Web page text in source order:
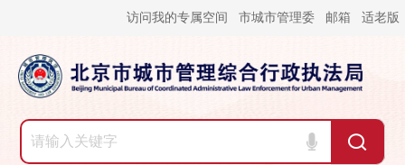
访问我的专属空间 市城市管理委 邮箱 适老版